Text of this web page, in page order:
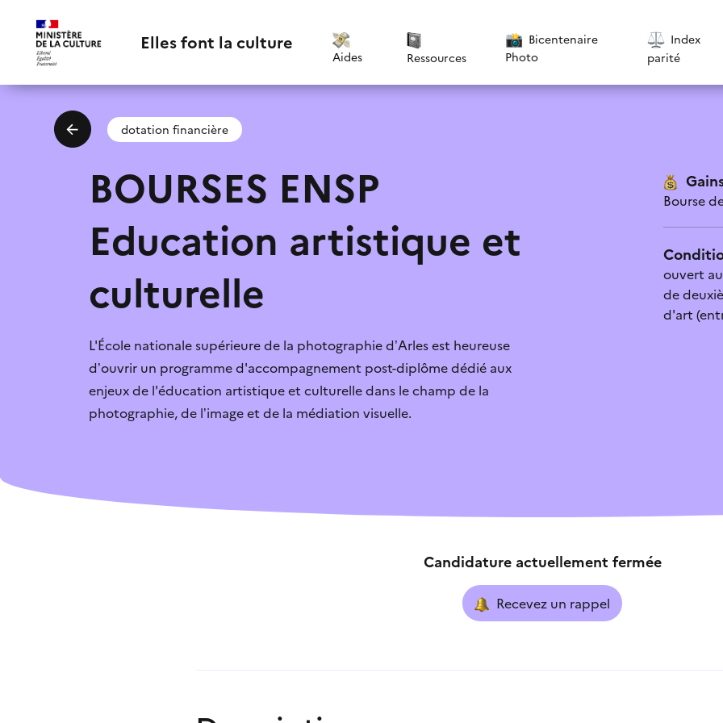
Elles font la culture
Aides Ressources
Bicentenaire
Photo
Index
parité
Suggestions:
Je ne connaissais pas cette aide
Je vais candidater
dotation financière
BOURSES ENSP
Education artistique et
culturelle
L'École nationale supérieure de la photographie d’Arles est heureuse
d’ouvrir un programme d'accompagnement post-diplôme dédié aux
enjeux de l'éducation artistique et culturelle dans le champ de la
photographie, de l’image et de la médiation visuelle.
Bourse
ouvert
de
d'art
Candidature actuellement fermée
Recevez un rappel
J'accepte la